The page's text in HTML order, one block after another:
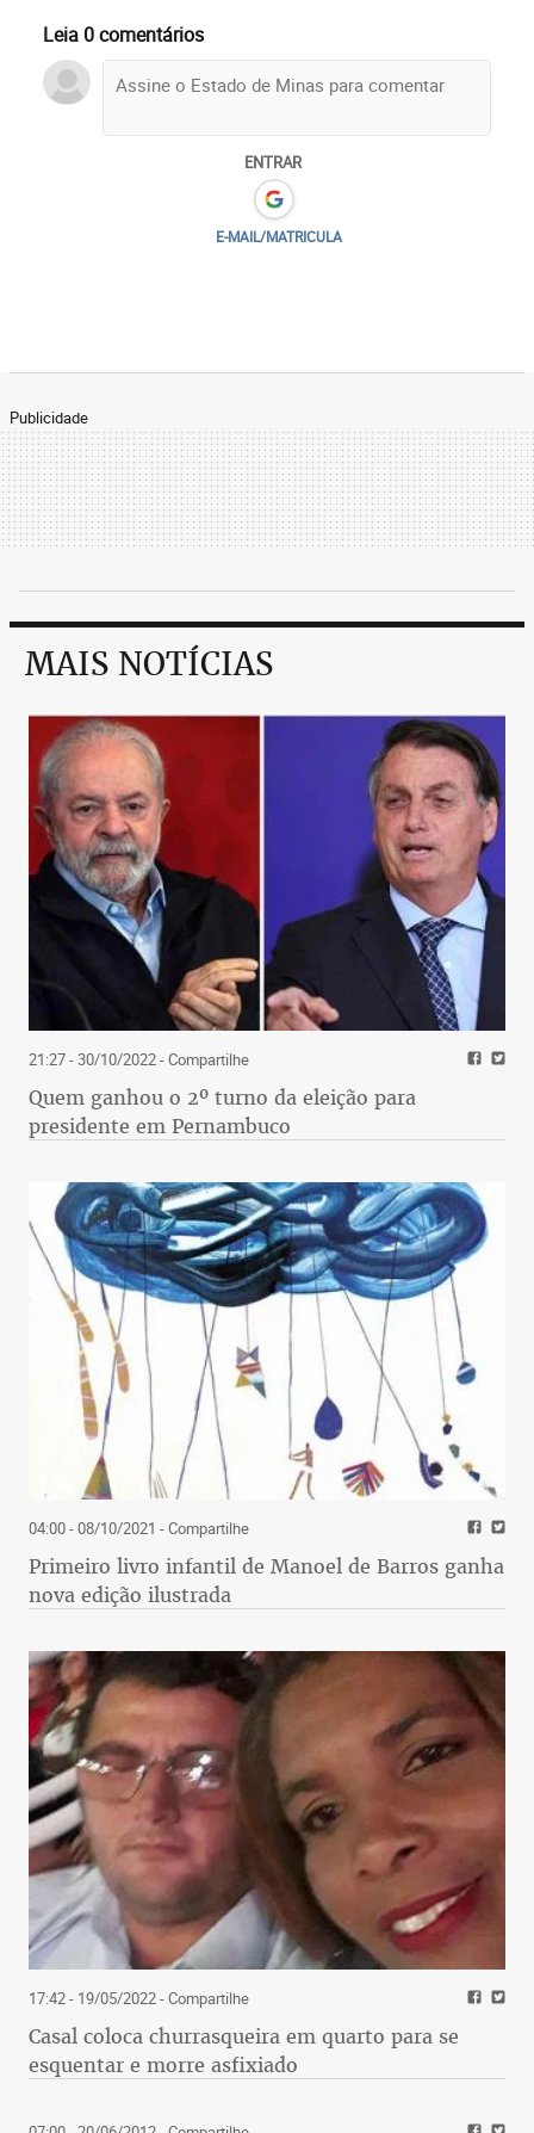
Leia 0 comentários
ENTRAR
E-MAIL/MATRICULA
Publicidade
MAIS NOTÍCIAS
21:27 - 30/10/2022- Compartilhe
Quem ganhou o 2º turno da eleição para
presidente em Pernambuco
04:00 - 08/10/2021 - Compartilhe
Primeiro livro infantil de Manoel de Barros ganha
nova edição ilustrada
17:42 - 19/05/2022- Compartilhe
Casal coloca churrasqueira em quarto para se
esquentar e morre asfixiado